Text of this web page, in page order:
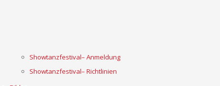
Showtanzfestival– Anmeldung
Showtanzfestival– Richtlinien